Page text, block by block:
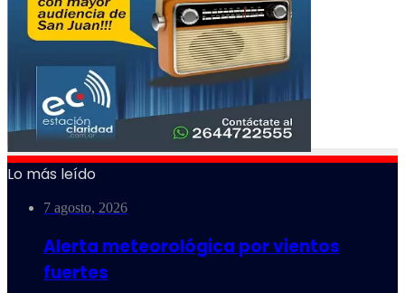
Lo más leído
7 agosto, 2026
Alerta meteorológica por vientos
fuertes